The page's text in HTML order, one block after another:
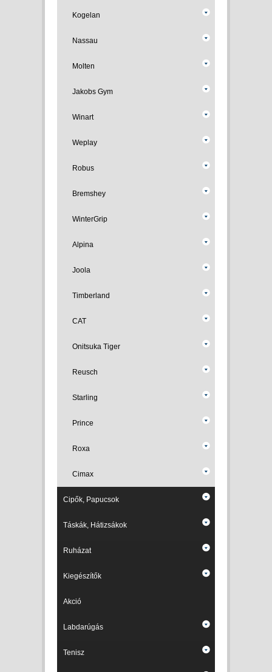
Kogelan
Nassau
Molten
Jakobs Gym
Winart
Weplay
Robus
Bremshey
WinterGrip
Alpina
Joola
Timberland
CAT
Onitsuka Tiger
Reusch
Starling
Prince
Roxa
Cimax
Cipők, Papucsok
Táskák, Hátizsákok
Ruházat
Kiegészítők
Akció
Labdarúgás
Tenisz